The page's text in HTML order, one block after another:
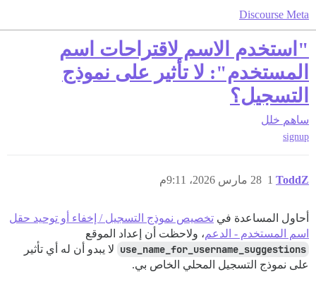
Discourse Meta
"استخدم الاسم لاقتراحات اسم
المستخدم": لا تأثير على نموذج
التسجيل؟
ساهم خلل
signup
ToddZ 28 مارس 2026، 9:11م 1
أحاول المساعدة في تخصيص نموذج التسجيل / إخفاء أو توحيد حقل
اسم المستخدم - الدعم، ولاحظت أن إعداد الموقع
use_name_for_username_suggestions لا يبدو أن له أي تأثير
على نموذج التسجيل المحلي الخاص بي.